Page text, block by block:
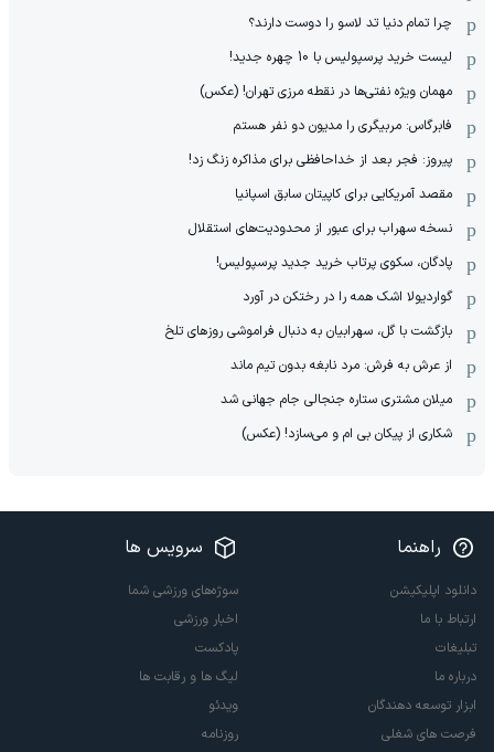
چرا تمام دنیا تد لاسو را دوست دارند؟
لیست خرید پرسپولیس با 10 چهره جدید!
مهمان‌ ویژه نفتی‌ها در نقطه مرزی تهران! (عکس)
فابرگاس: مربیگری را مدیون دو نفر هستم
پیروز: فجر بعد از خداحافظی برای مذاکره زنگ زد!
مقصد آمریکایی برای کاپیتان سابق اسپانیا
نسخه سهراب برای عبور از محدودیت‌های استقلال
پادگان، سکوی پرتاب خرید جدید پرسپولیس!
گواردیولا اشک همه را در رختکن در آورد
بازگشت با گل، سهرابیان به دنبال فراموشی روزهای تلخ
از عرش به فرش: مرد نابغه‌ بدون تیم ماند
میلان مشتری ستاره جنجالی جام جهانی شد
شکاری از پیکان بی ام و می‌سازد! (عکس)
راهنما
دانلود اپلیکیشن
ارتباط با ما
تبلیغات
درباره ما
ابزار توسعه دهندگان
فرصت های شغلی
سرویس ها
سوژه‌های ورزشی شما
اخبار ورزشی
پادکست
لیگ ها و رقابت ها
ویدئو
روزنامه